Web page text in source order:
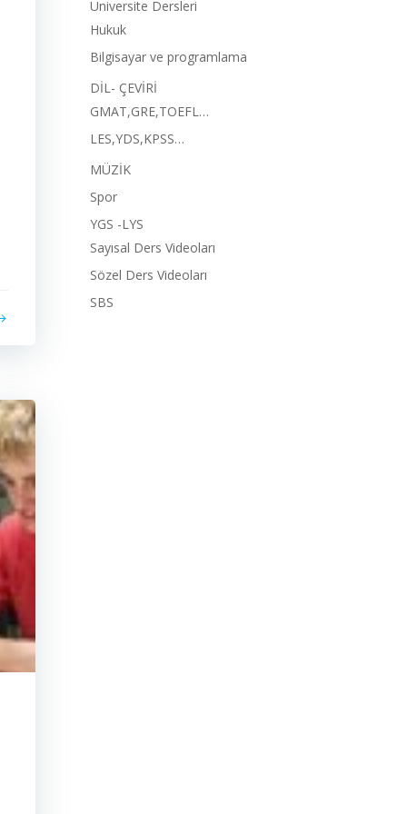
Üniversite Dersleri
Hukuk
Bilgisayar ve programlama
DİL- ÇEVİRİ
GMAT,GRE,TOEFL…
LES,YDS,KPSS…
MÜZİK
Spor
YGS -LYS
Sayısal Ders Videoları
Sözel Ders Videoları
SBS